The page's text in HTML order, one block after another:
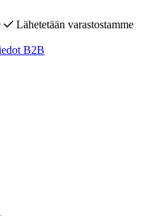
Lähetetään varastostamme
B2B